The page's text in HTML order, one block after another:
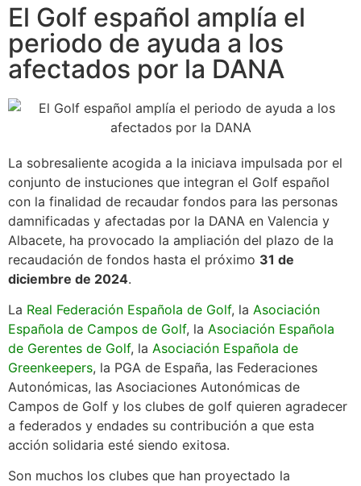
El Golf español amplía el
periodo de ayuda a los
afectados por la DANA
La sobresaliente acogida a la iniciava impulsada por el
conjunto de instuciones que integran el Golf español
con la finalidad de recaudar fondos para las personas
damnificadas y afectadas por la DANA en Valencia y
Albacete, ha provocado la ampliación del plazo de la
recaudación de fondos hasta el próximo 31 de
diciembre de 2024.
La Real Federación Española de Golf, la Asociación
Española de Campos de Golf, la Asociación Española
de Gerentes de Golf, la Asociación Española de
Greenkeepers, la PGA de España, las Federaciones
Autonómicas, las Asociaciones Autonómicas de
Campos de Golf y los clubes de golf quieren agradecer
a federados y endades su contribución a que esta
acción solidaria esté siendo exitosa.
Son muchos los clubes que han proyectado la